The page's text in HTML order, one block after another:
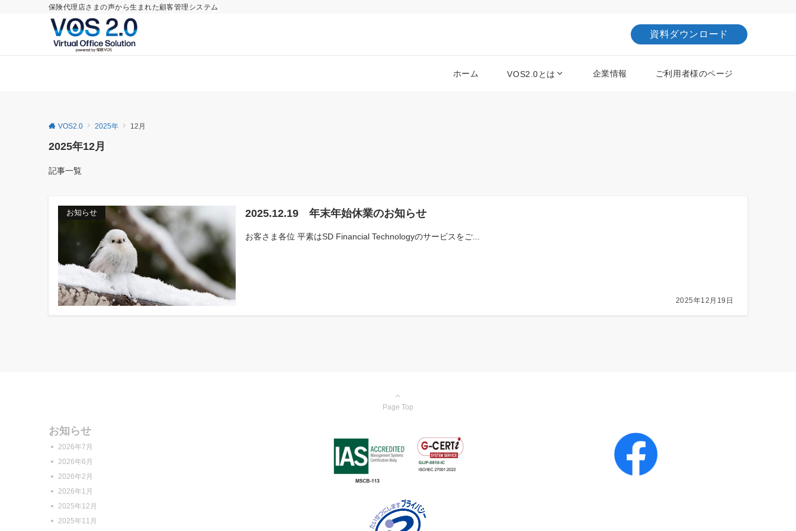
保険代理店さまの声から生まれた顧客管理システム
資料ダウンロード
ホーム VOS2.0とは 企業情報 ご利用者様のページ
VOS2.0 2025年 12月
2025年12月
記事一覧
お知らせ 2025.12.19 年末年始休業のお知らせ
お客さま各位 平素はSD Financial Technologyのサービスをご...
2025年12月19日
Page Top
お知らせ
2026年7月
2026年6月
2026年2月
2026年1月
2025年12月
2025年11月